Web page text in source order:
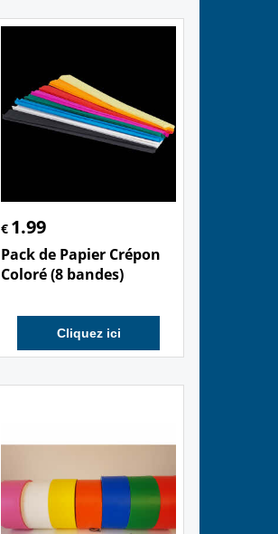
€ 1.99
Pack de Papier Crépon
Coloré (8 bandes)
Cliquez ici